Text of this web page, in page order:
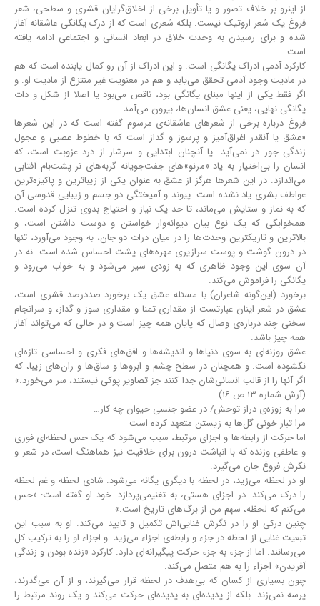
از اینرو بر خلاف تصور و یا تأویل برخی از اخلاق‌گرایان قشری و سطحی، شعر
فروغ یک شعر اروتیک نیست. بلکه شعری است که از درک یگانگی عاشقانه آغاز
شده و برای رسیدن به وحدت خلاق در ابعاد انسانی و اجتماعی ادامه یافته‌
است.
کارکرد آدمی ادراک یگانگی است. و این ادراک از آن رو کمال ‌یابنده است که هم
در مادیت وجود آدمی تحقق می‌یابد و هم در معنویت غیر منتزع از مادیت او. و
اگر فقط یکی از اینها مبنای یگانگی بود، ناقص می‌بود یا اصلا از شکل و ذات
یگانگی نهایی، یعنی عشق انسان‌ها، بیرون می‌آمد.
فروغ درباره برخی از شعرهای عاشقانه‌ی مرسوم گفته ‌است که در این شعرها
«عشق یا آنقدر اغراق‌آمیز و پرسوز و گداز است که با خطوط عصبی و عجول
زندگی جور در نمی‌آید. یا آنچنان ابتدایی و سرشار از درد عزوبت است، که
انسان را بی‌اختیار به یاد «مرنو»های جفت‌جویانه‌ گربه‌های نر پشت‌بام آفتابی
می‌اندازد. در این شعرها هرگز از عشق به عنوان یکی از زیباترین و پاکیزه‌ترین
عواطف بشری یاد نشده ‌است. پیوند و آمیختگی دو جسم و زیبایی قدوسی آن
که به نماز و ستایش می‌ماند، تا حد یک نیاز و احتیاج بدوی تنزل کرده‌ است.
همخوابگی که یک نوع بیان دیوانه‌وار خواستن و دوست داشتن است، و
بالاترین و تاریکترین وحدت‌ها را در میان ذرات دو جان، به وجود می‌آورد، تنها
در درون گوشت و پوست سرازیری مهره‌های پشت احساس شده ‌است. نه در
آن سوی این وجود ظاهری که به زودی سیر می‌شود و به خواب می‌رود و
یگانگی را فراموش می‌کند.
برخورد (این‌گونه شاعران) با مسئله عشق یک برخورد صد‌در‌صد قشری است،
عشق در شعر اینان عبارتست از مقداری تمنا و مقداری سوز و گداز، و سرانجام
سخنی چند درباره‌ی وصال که پایان همه چیز است و در حالی که می‌تواند آغاز
همه چیز باشد.
عشق روزنه‌ای به سوی دنیاها و اندیشه‌ها و افق‌های فکری و احساسی تازه‌ای
نگشوده‌ است. و همچنان در سطح چشم و ابروها و ساق‌ها و ران‌های زیبا، که
اگر آنها را از قالب انسانی‌شان جدا کنند جز تصاویر پوکی نیستند، سر می‌خورد.»
(آرش شماره ۱۳ ص ۱۶)
مرا به زوزه‌ی دراز توحش/ در عضو جنسی حیوان چه کار…
مرا تبار خونی گل‌ها به زیستن متعهد کرده‌ است
اما حرکت از رابطه‌ها و اجزای مرتبط، سبب می‌شود که یک حس لحظه‌ای فوری
و عاطفی وزنده که با انباشت درون برای خلاقیت نیز هماهنگ است، در شعر و
نگرش فروغ جان می‌گیرد.
او در لحظه می‌زید، در لحظه با دیگری یگانه می‌شود. شادی لحظه و غم لحظه
را درک می‌کند. در اجزای هستی، به تغنیمی‌پردازد. خود او گفته‌ است: «حس
می‌کنم که لحظه، سهم من از برگ‌های تاریخ است.»
چنین درکی او را در نگرش غنایی‌اش تکمیل و تایید می‌کند. او به سبب این
تبعیت غنایی از لحظه در جزء و رابطه‌ی اجزاء می‌زید. و اجزاء او را به ترکیب کل
می‌رسانند. اما از جزء به جزء حرکت پیگیرانه‌ای دارد. کارکرد «زنده بودن و زندگی
آفریدن» اجزاء را به هم متصل می‌کند.
چون بسیاری از کسان که بی‌هدف در لحظه قرار می‌گیرند، و از آن می‌گذرند،
پرسه نمی‌زند. بلکه از پدیده‌ای به پدیده‌ای حرکت می‌کند و یک روند مرتبط را